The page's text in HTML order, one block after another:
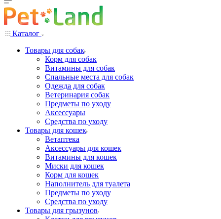
Каталог
Товары для собак
Корм для собак
Витамины для собак
Спальные места для собак
Одежда для собак
Ветеринария собак
Предметы по уходу
Аксессуары
Средства по уходу
Товары для кошек
Ветаптека
Аксессуары для кошек
Витамины для кошек
Миски для кошек
Корм для кошек
Наполнитель для туалета
Предметы по уходу
Средства по уходу
Товары для грызунов